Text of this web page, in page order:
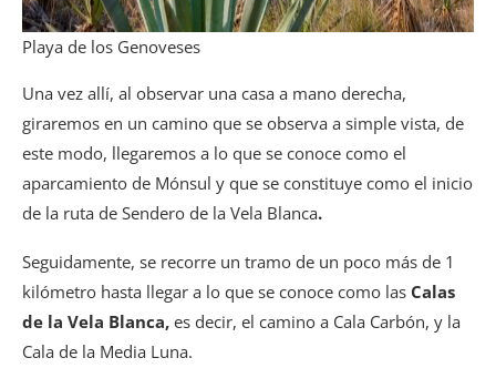
Playa de los Genoveses
Una vez allí, al observar una casa a mano derecha,
giraremos en un camino que se observa a simple vista, de
este modo, llegaremos a lo que se conoce como el
aparcamiento de Mónsul y que se constituye como el inicio
de la ruta de Sendero de la Vela Blanca.
Seguidamente, se recorre un tramo de un poco más de 1
kilómetro hasta llegar a lo que se conoce como las Calas
de la Vela Blanca, es decir, el camino a Cala Carbón, y la
Cala de la Media Luna.